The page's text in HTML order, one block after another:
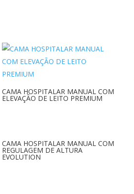
CAMA HOSPITALAR MANUAL COM
ELEVAÇÃO DE LEITO PREMIUM
CAMA HOSPITALAR MANUAL COM
REGULAGEM DE ALTURA
EVOLUTION